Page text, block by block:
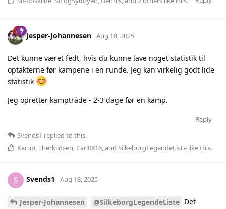
Jesper-Johannesen Aug 18, 2025
Det kunne været fedt, hvis du kunne lave noget statistik til
optakterne før kampene i en runde. Jeg kan virkelig godt lide
statistik
Jeg opretter kamptråde - 2-3 dage før en kamp.
Reply
Svends1 replied to this.
Karup Therkildsen Carl0816 , and SilkeborgLegendeListe like this.
S Svends1 Aug 18, 2025
Jesper-Johannesen @SilkeborgLegendeListe Det